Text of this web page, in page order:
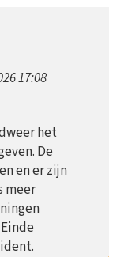
17:08
het
De
en er zijn
meer